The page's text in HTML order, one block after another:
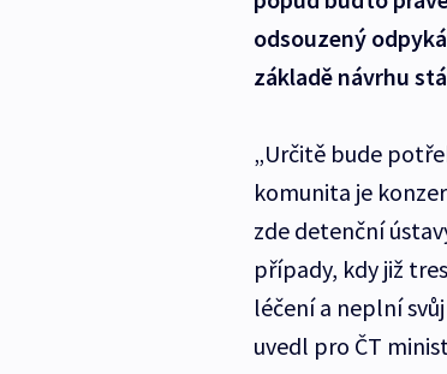
odsouzený
základě návrhu
„Určitě bude
komunita je
zde detenční
případy, kdy již
léčení a neplní
uvedl pro ČT